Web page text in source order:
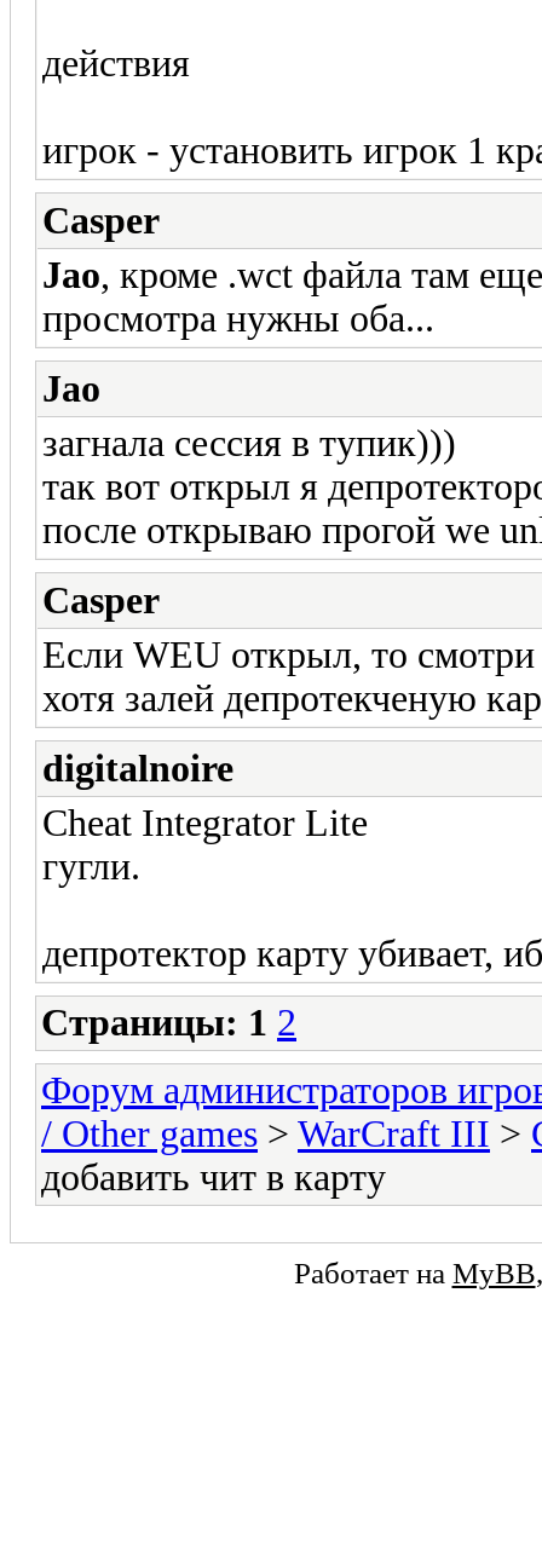
действия
игрок - установить игрок 1
Casper
Jao, кроме .wct файла там
просмотра нужны оба...
Jao
загнала сессия в тупик)))
так вот открыл я
после открываю прогой we
Casper
Если WEU открыл, то смотри
хотя залей депротекченую
digitalnoire
Cheat Integrator Lite
гугли.
депротектор карту убивает,
Страницы: 1 2
Форум администраторов
/ Other games > WarCraft III >
добавить чит в карту
Работает на MyBB